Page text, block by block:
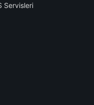
Servisleri